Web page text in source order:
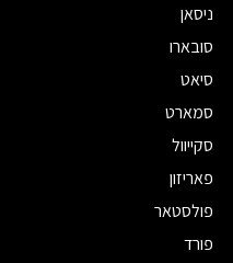
ניסאן
סובארו
סיאט
סמארט
סקייוול
פאריזון
פולסטאר
פורד